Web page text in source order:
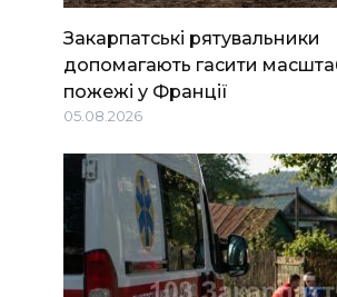
Закарпатські рятувальники
допомагають гасити
пожежі у Франції
05.08.2026